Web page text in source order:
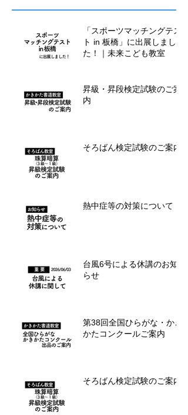
「スポーツマッチングテス
ト in 板橋」に出展しまし
た！｜未来こども教室
昇級・昇段検定試験のご案
内
そろばん検定試験のご案内
熱中症等の対策について
台風6号による休講のお知
らせ
第38回全国ひらがな・かき
かたコンクールご案内
そろばん検定試験のご案内